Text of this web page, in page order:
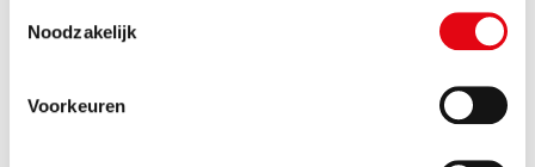
Noodzakelijk
Voorkeuren